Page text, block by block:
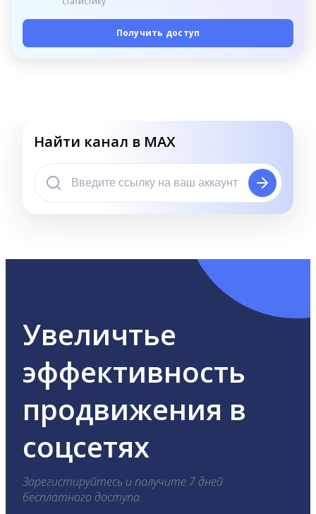
Получить доступ
Найти канал в MAX
Увеличтье
эффективность
продвижения в
соцсетях
Зарегистируйтесь и получите 7 дней
бесплатного доступа.